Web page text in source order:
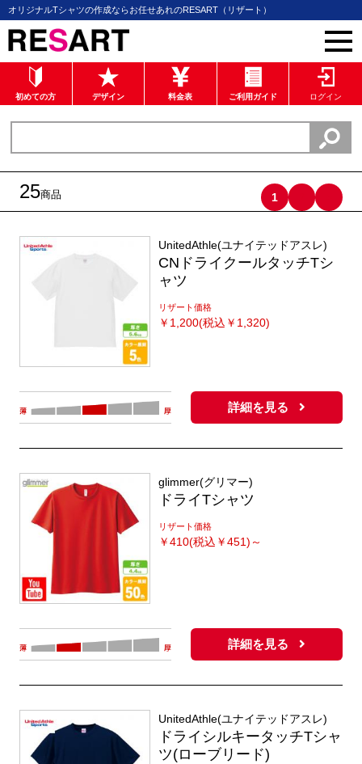
オリジナルTシャツの作成ならお任せあれのRESART（リザート）
初めての方 デザイン 料金表 ご利用ガイド ログイン
25商品 1
UnitedAthle(ユナイテッドアスレ)
CNドライクールタッチTシ
ャツ
リザート価格
￥ 1,200(税込￥1,320)
詳細を見る
glimmer(グリマー)
ドライTシャツ
リザート価格
￥410(税込￥451)～
詳細を見る
UnitedAthle(ユナイテッドアスレ)
ドライシルキータッチTシャ
ツ(ローブリード)